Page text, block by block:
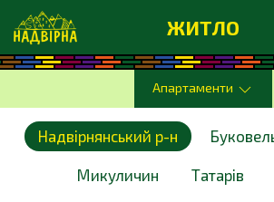
ЖИТЛО
Апартаменти
Надвірнянський р-н
Микуличин Татарів